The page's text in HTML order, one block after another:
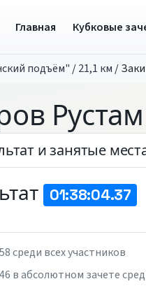
Главная Кубковые
подъём" /21,1 км /
Рустам
и занятые
01:38:04.37
среди всех участников
в абсолютном зачете